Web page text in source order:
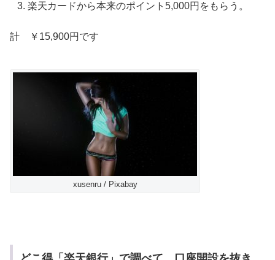
楽天カードから本来のポイント5,000円をもらう。
計 ￥15,900円です
xusenru / Pixabay